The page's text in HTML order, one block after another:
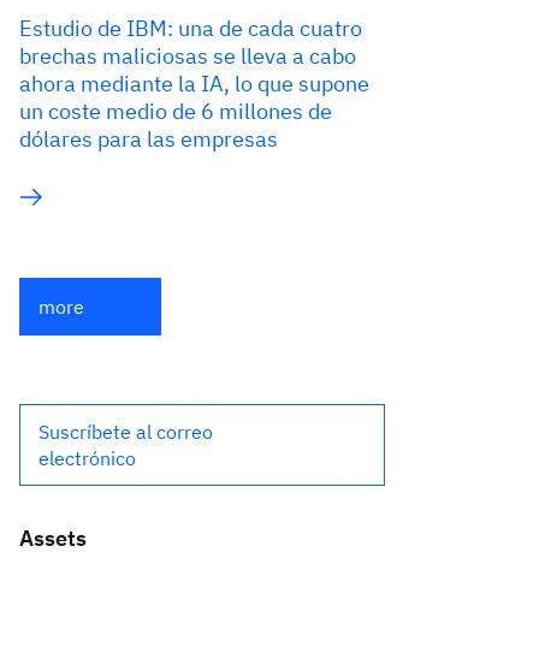
Estudio de IBM: una de cada cuatro
brechas maliciosas se lleva a cabo
ahora mediante la IA, lo que supone
un coste medio de 6 millones de
dólares para las empresas
more
Suscríbete al correo
electrónico
Assets